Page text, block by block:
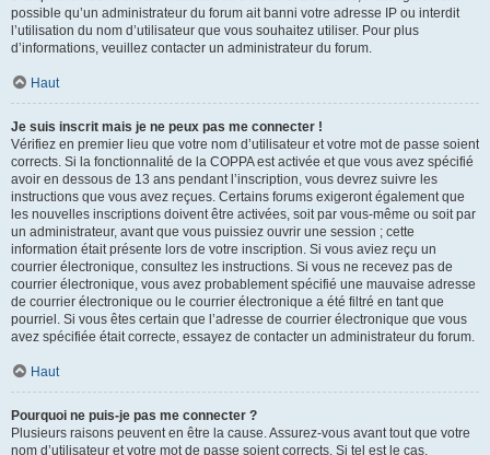
possible qu’un administrateur du forum ait banni votre adresse IP ou interdit
l’utilisation du nom d’utilisateur que vous souhaitez utiliser. Pour plus
d’informations, veuillez contacter un administrateur du forum.
Haut
Je suis inscrit mais je ne peux pas me connecter !
Vérifiez en premier lieu que votre nom d’utilisateur et votre mot de passe soient
corrects. Si la fonctionnalité de la COPPA est activée et que vous avez spécifié
avoir en dessous de 13 ans pendant l’inscription, vous devrez suivre les
instructions que vous avez reçues. Certains forums exigeront également que
les nouvelles inscriptions doivent être activées, soit par vous-même ou soit par
un administrateur, avant que vous puissiez ouvrir une session ; cette
information était présente lors de votre inscription. Si vous aviez reçu un
courrier électronique, consultez les instructions. Si vous ne recevez pas de
courrier électronique, vous avez probablement spécifié une mauvaise adresse
de courrier électronique ou le courrier électronique a été filtré en tant que
pourriel. Si vous êtes certain que l’adresse de courrier électronique que vous
avez spécifiée était correcte, essayez de contacter un administrateur du forum.
Haut
Pourquoi ne puis-je pas me connecter ?
Plusieurs raisons peuvent en être la cause. Assurez-vous avant tout que votre
nom d’utilisateur et votre mot de passe soient corrects. Si tel est le cas,